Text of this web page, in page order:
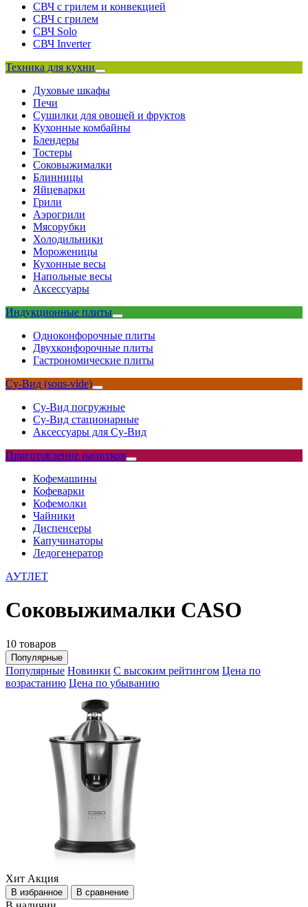
СВЧ с грилем и конвекцией
СВЧ с грилем
СВЧ Solo
СВЧ Inverter
Техника для кухни
Духовые шкафы
Печи
Сушилки для овощей и фруктов
Кухонные комбайны
Блендеры
Тостеры
Соковыжималки
Блинницы
Яйцеварки
Грили
Аэрогрили
Мясорубки
Холодильники
Мороженицы
Кухонные весы
Напольные весы
Аксессуары
Индукционные плиты
Одноконфорочные плиты
Двухконфорочные плиты
Гастрономические плиты
Су-Вид (sous-vide)
Су-Вид погружные
Су-Вид стационарные
Аксессуары для Су-Вид
Приготовление напитков
Кофемашины
Кофеварки
Кофемолки
Чайники
Диспенсеры
Капучинаторы
Ледогенератор
АУТЛЕТ
Соковыжималки CASO
10 товаров
Популярные
Популярные Новинки С высоким рейтингом Цена по
возрастанию Цена по убыванию
Хит Акция
В избранное В сравнение